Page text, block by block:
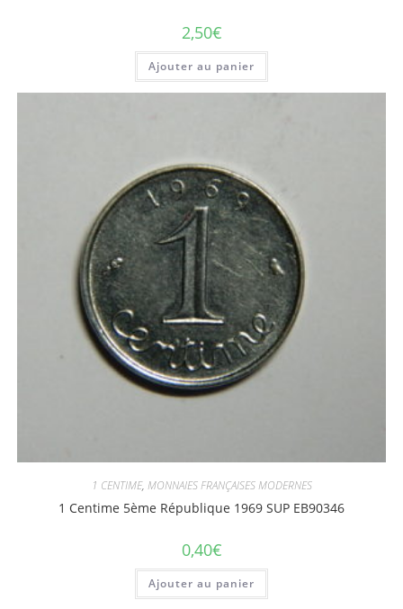
2,50€
Ajouter au panier
1 CENTIME, MONNAIES FRANÇAISES MODERNES
1 Centime 5ème République 1969 SUP EB90346
0,40€
Ajouter au panier